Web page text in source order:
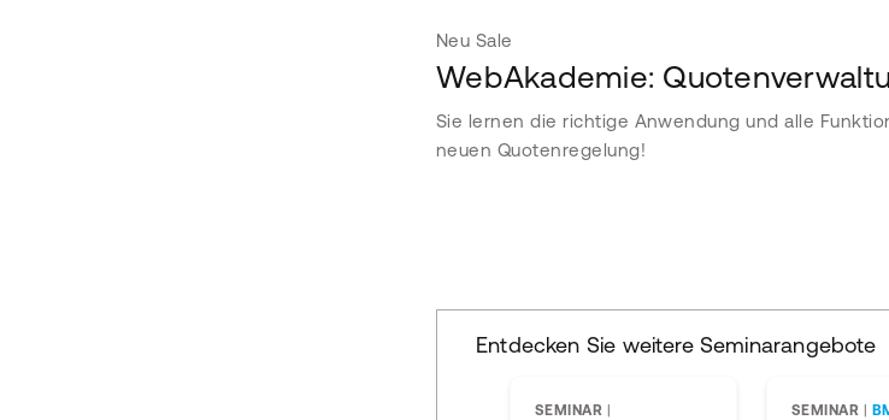
Neu Sale
WebAkademie:
Sie lernen die richtige Anwendung und alle
neuen Quotenregelung!
Entdecken Sie weitere Seminarangebote
SEMINAR SEMINAR